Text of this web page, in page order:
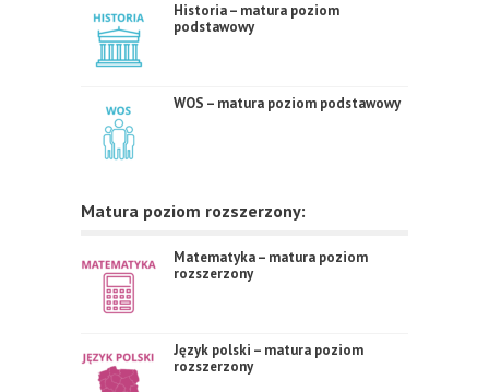
Historia – matura poziom
podstawowy
WOS – matura poziom podstawowy
Matura poziom rozszerzony:
Matematyka – matura poziom
rozszerzony
Język polski – matura poziom
rozszerzony